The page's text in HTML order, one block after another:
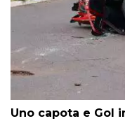
Uno capota e Gol